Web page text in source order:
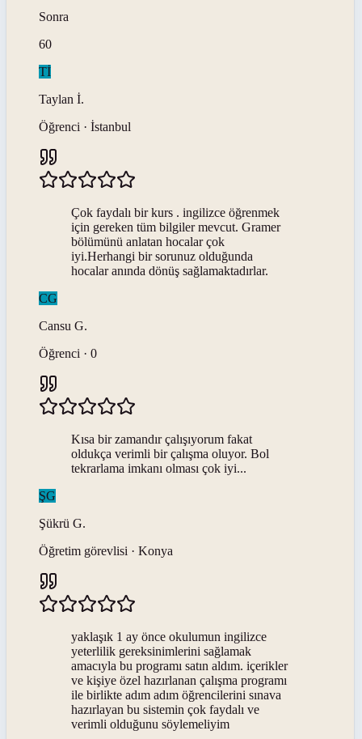
Sonra
60
Tİ
Taylan İ.
Öğrenci · İstanbul
Çok faydalı bir kurs . ingilizce öğrenmek
için gereken tüm bilgiler mevcut. Gramer
bölümünü anlatan hocalar çok
iyi.Herhangi bir sorunuz olduğunda
hocalar anında dönüş sağlamaktadırlar.
CG
Cansu G.
Öğrenci · 0
Kısa bir zamandır çalışıyorum fakat
oldukça verimli bir çalışma oluyor. Bol
tekrarlama imkanı olması çok iyi...
ŞG
Şükrü G.
Öğretim görevlisi · Konya
yaklaşık 1 ay önce okulumun ingilizce
yeterlilik gereksinimlerini sağlamak
amacıyla bu programı satın aldım. içerikler
ve kişiye özel hazırlanan çalışma programı
ile birlikte adım adım öğrencilerini sınava
hazırlayan bu sistemin çok faydalı ve
verimli olduğunu söylemeliyim